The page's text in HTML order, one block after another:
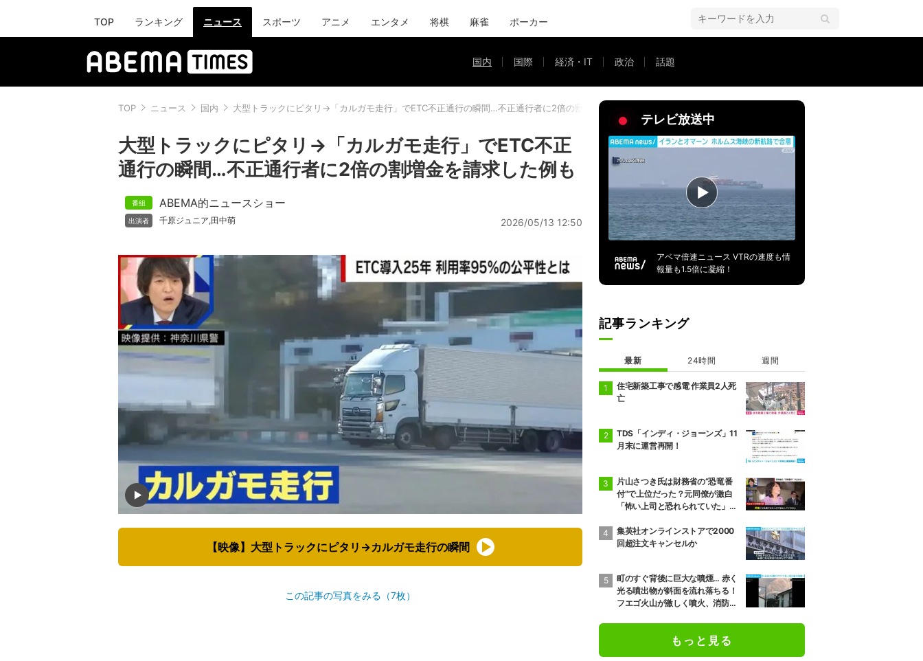
TOP ランキング ニュース スポーツ アニメ エンタメ 将棋 麻雀 ポーカー
国内 国際 経済・IT 政治 話題
TOP ニュース 国内 大型トラックにピタリ→「カルガモ走行」でETC不正通行の瞬間…不正通行者に2倍の割増金を請求した例も
大型トラックにピタリ→「カルガモ走行」でETC不正
通行の瞬間…不正通行者に2倍の割増金を請求した例も
ABEMA的ニュースショー
千原ジュニア,田中萌 2026/05/13 12:50
【映像】大型トラックにピタリ→カルガモ走行の瞬間
この記事の写真をみる（7枚）
テレビ放送中
アベマ倍速ニュース VTRの速度も情
報量も1.5倍に凝縮！
記事ランキング
最新 24時間 週間
住宅新築工事で感電 作業員2人死
亡
TDS「インディ・ジョーンズ」11
月末に運営再開！
片山さつき氏は財務省の“恐竜番
付”で上位だった？元同僚が激白
「怖い上司と恐れられていた」
集英社オンラインストアで2000
回超注文キャンセルか
町のすぐ背後に巨大な噴煙… 赤く
光る噴出物が斜面を流れ落ちる！
フエゴ火山が激しく噴火、消防隊
もっと見る